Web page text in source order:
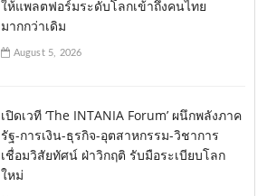
ให้แพลตฟอร์มระดับโลกเข้าถึงคนไทย
มากกว่าเดิม
August 5, 2026
เปิดเวที ‘The INTANIA Forum’ ผนึกพลังภาค
รัฐ-การเงิน-ธุรกิจ-อุตสาหกรรม-วิชาการ
เชื่อมวิสัยทัศน์ ฝ่าวิกฤติ รับมือระเบียบโลก
ใหม่